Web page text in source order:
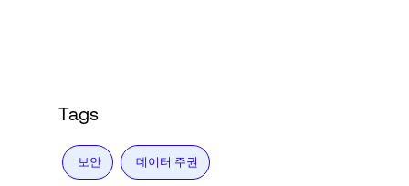
Tags
보안 데이터 주권